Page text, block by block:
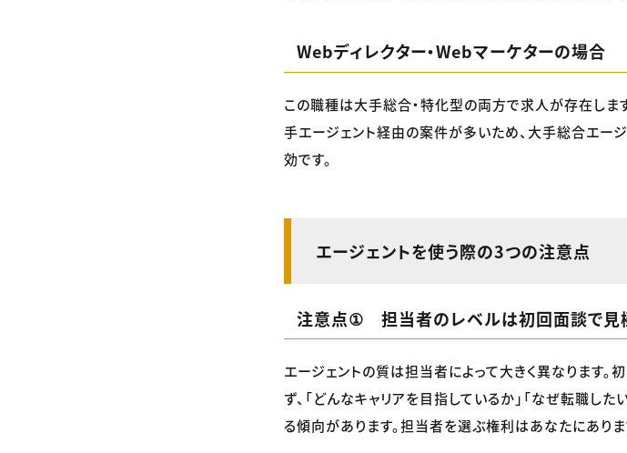
Webディレクター・Webマーケターの場合
この職種は大手総合・特化型の両方で求人が存在しま
手エージェント経由の案件が多いため、大手総合エー
効です。
エージェントを使う際の3つの注意点
注意点① 担当者のレベルは初回面談で見
エージェントの質は担当者によって大きく異なります。
ず、「どんなキャリアを目指しているか」「なぜ転職し
る傾向があります。担当者を選ぶ権利はあなたにありま